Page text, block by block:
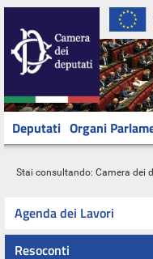
Deputati Organi
Stai consultando: Camera dei
Agenda dei Lavori
Resoconti